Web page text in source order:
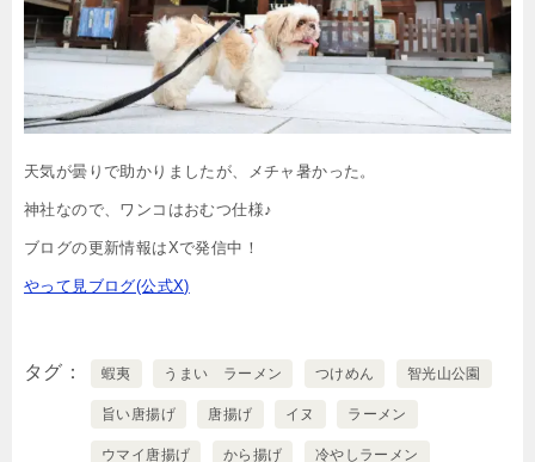
天気が曇りで助かりましたが、メチャ暑かった。
神社なので、ワンコはおむつ仕様♪
ブログの更新情報はXで発信中！
やって見ブログ(公式X)
タグ 蝦夷 うまい ラーメン つけめん 智光山公園
旨い唐揚げ 唐揚げ イヌ ラーメン
ウマイ唐揚げ から揚げ 冷やしラーメン